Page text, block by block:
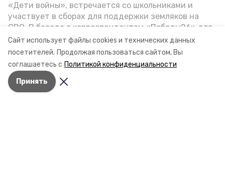
Сайт использует файлы cookies и технических данных
посетителей. Продолжая пользоваться сайтом, Вы
соглашаетесь с Политикой конфиденциальности
Принять
«Дети войны», встречается со школьниками и
участвует в сборах для поддержки земляков на
СВО. В беседе с корреспондентом «Победы26» для
спецпроекта «Дети Великой Отечественной»
ветеран рассказал о зверствах оккупантов в годы
ВОВ, о службе в Москве, «богатыре» Фиделе Кастро
и шпионе Пеньковском, о борьбе с криминалом на
Ставрополье.